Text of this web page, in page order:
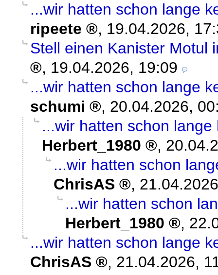
...wir hatten schon lange
ripeete
, 19.04.2026,
Stell einen Kanister Motul
, 19.04.2026, 19:09
...wir hatten schon lange
schumi
, 20.04.2026,
...wir hatten schon
Herbert_1980
,
...wir hatten schon
ChrisAS
,
...wir hatten schon
Herbert_1980
,
...wir hatten schon lange
ChrisAS
, 21.04.2026,